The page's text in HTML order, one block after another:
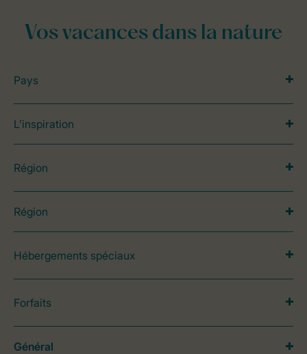
Vos vacances dans la nature
Pays
L’inspiration
Région
Région
Hébergements spéciaux
Forfaits
Général